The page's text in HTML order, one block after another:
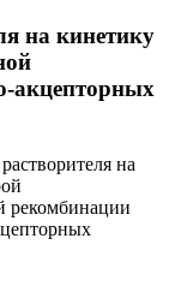
на кинетику
акцепторных
на
рекомбинации